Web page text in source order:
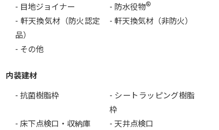
- 目地ジョイナー
- 防水役物®
- 軒天換気材（防火認定
品）
- 軒天換気材（非防火）
- その他
内装建材
- 抗菌樹脂枠
- シートラッピング樹脂
枠
- 床下点検口・収納庫
- 天井点検口